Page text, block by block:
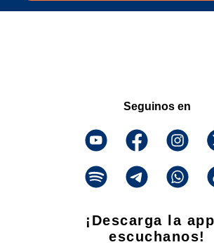
Seguinos en
¡Descarga la
escuchanos!